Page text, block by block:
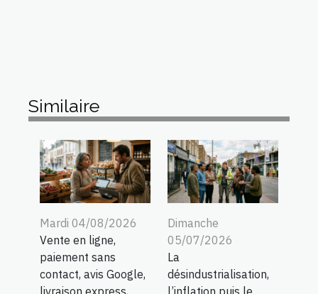
Similaire
Mardi 04/08/2026
Vente en ligne,
paiement sans
contact, avis Google,
livraison express,
Dimanche
05/07/2026
La
désindustrialisation,
l’inflation puis le